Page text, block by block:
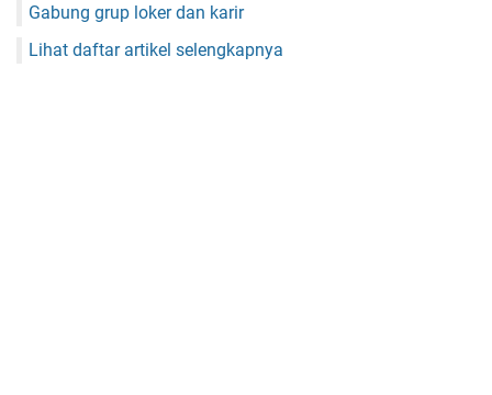
Gabung grup loker dan karir
Lihat daftar artikel selengkapnya